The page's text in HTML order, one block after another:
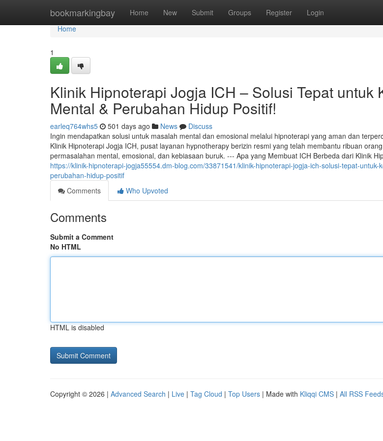
bookmarkingbay Home New Submit Groups Register Login
Home
Home
1
Klinik Hipnoterapi Jogja ICH – Solusi Tepat untuk
Mental & Perubahan Hidup Positif!
earleq764whs5 501 days ago News
Discuss
Ingin mendapatkan solusi untuk masalah mental dan emosional melalui hipnoterapi yang aman dan
Klinik Hipnoterapi Jogja ICH, pusat layanan hypnotherapy berizin resmi yang telah membantu ribuan
permasalahan mental, emosional, dan kebiasaan buruk. --- Apa yang Membuat ICH Berbeda dari Klinik
https://klinik-hipnoterapi-jogja55554.dm-blog.com/33871541/klinik-hipnoterapi-jogja-ich-solusi-tepat-untuk-
perubahan-hidup-positif
Comments
Who Upvoted
Comments
Submit a Comment
No HTML
HTML is disabled
Copyright © 2026 | Advanced Search | Live | Tag Cloud | Top Users | Made with Kliqqi CMS | All RSS